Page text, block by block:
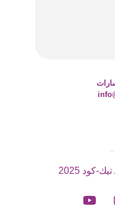
كود 2025